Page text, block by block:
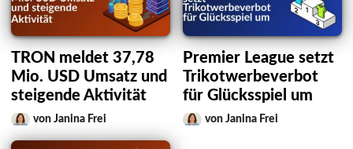
TRON meldet 37,78
Mio. USD Umsatz und
steigende Aktivität
von Janina Frei
Premier League setzt
Trikotwerbeverbot
für Glücksspiel um
von Janina Frei